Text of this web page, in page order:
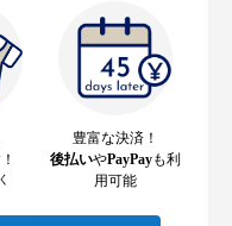
豊富な決済！
後払いやPayPayも利
用可能